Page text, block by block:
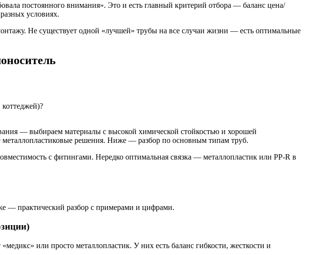
постоянного внимания». Это и есть главный критерий отбора — баланс цена/
условиях.
Не существует одной «лучшей» трубы на все случаи жизни — есть оптимальные
— выбираем материалы с высокой химической стойкостью и хорошей
решения. Ниже — разбор по основным типам труб.
с фитингами. Нередко оптимальная связка — металлопластик или PP-R в
— практический разбор с примерами и цифрами.
или просто металлопластик. У них есть баланс гибкости, жесткости и